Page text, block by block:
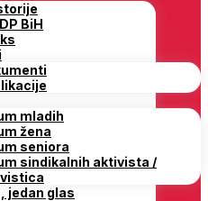
BiH
mladih
žena
seniora
sindikalnih aktivista /
jedan glas